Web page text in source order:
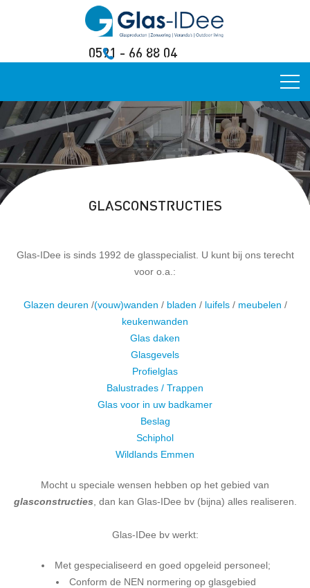
0591 - 66 88 04
GLASCONSTRUCTIES
Glas-IDee is sinds 1992 de glasspecialist. U kunt bij ons terecht
voor o.a.:
Glazen deuren /(vouw)wanden / bladen / luifels/ meubelen /
keukenwanden
Glas daken
Glasgevels
Profielglas
Balustrades / Trappen
Glas voor in uw badkamer
Beslag
Schiphol
Wildlands Emmen
Mocht u speciale wensen hebben op het gebied van
glasconstructies , dan kan Glas-IDee bv (bijna) alles realiseren.
Glas-IDee bv werkt:
Met gespecialiseerd en goed opgeleid personeel;
Conform de NEN normering op glasgebied